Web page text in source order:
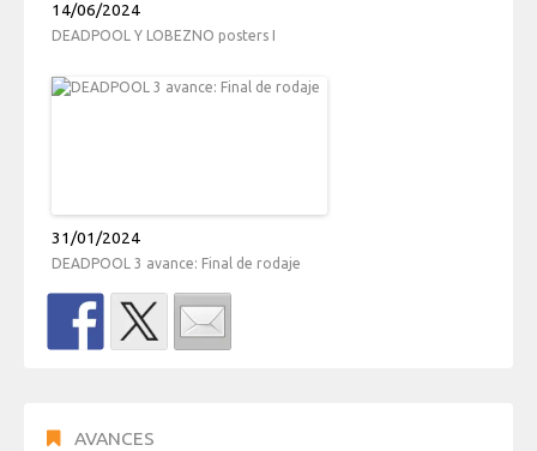
14/06/2024
DEADPOOL Y LOBEZNO posters I
31/01/2024
DEADPOOL 3 avance: Final de rodaje
AVANCES